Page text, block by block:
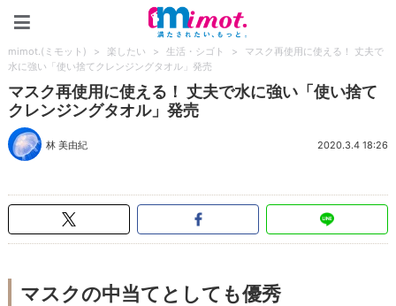
mimot.(ミモット) > 楽したい > 生活・シゴト >
マスク再使用に使える！ 丈夫で
水に強い「使い捨てクレンジングタオル」発売
マスク再使用に使える！ 丈夫で水に強い「使い捨て
クレンジングタオル」発売
林 美由紀 2020.3.4 18:26
マスクの中当てとしても優秀